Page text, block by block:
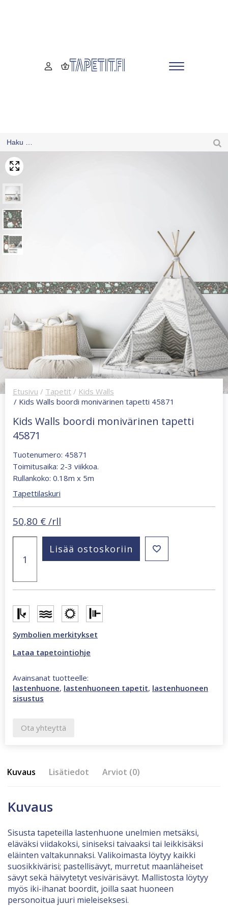
Etusivu / Tapetit / Kids Walls
/ Kids Walls boordi monivärinen tapetti 45871
Kids Walls boordi monivärinen tapetti
45871
Tuotenumero: 45871
Toimitusaika: 2-3 viikkoa.
Rullankoko: 0.18m x 5m
Tapettilaskuri
50,80 € /rll
boordi
tapetti
45871
Lisää ostoskoriin
Symbolien merkitykset
Lataa tapetointiohje
Avainsanat tuotteelle:
lastenhuone, lastenhuoneen tapetit, lastenhuoneen
sisustus
Ota yhteyttä
Kuvaus Lisätiedot Arviot (0)
Kuvaus
Sisusta tapeteilla lastenhuone unelmien metsäksi,
eläväksi viidakoksi, siniseksi taivaaksi tai leikkisäksi
eläinten valtakunnaksi. Valikoimasta löytyy kaikki
suosikkivärisi; pastellisävyt, murretut maanläheiset
sävyt sekä häivytetyt vesivärisävyt. Mallistosta löytyy
myös iki-ihanat boordit, joilla saat huoneen
personoitua juuri mieleiseksesi.